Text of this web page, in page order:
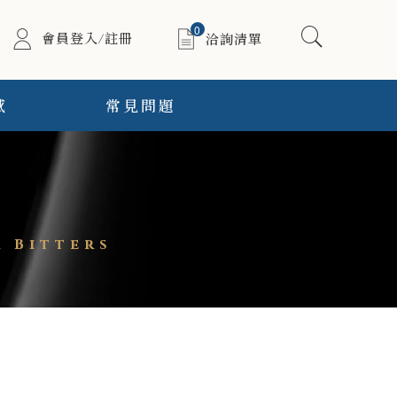
會員登入/註冊 0
洽詢清單
常見問題
Bitters